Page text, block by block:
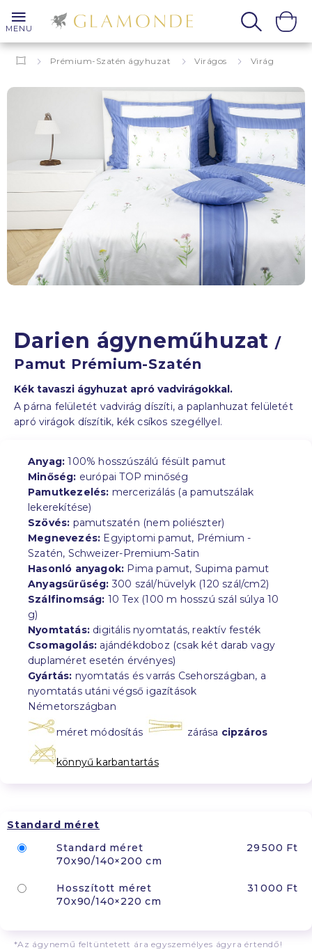
MENU
Prémium-Szatén ágyhuzat Virágos Virág
Darien
Darien ágyneműhuzat /
Pamut Prémium-Szatén
Kék tavaszi ágyhuzat apró vadvirágokkal.
A párna felületét vadvirág díszíti, a paplanhuzat felületét
apró virágok díszítik, kék csíkos szegéllyel.
Anyag: 100% hosszúszálú fésült pamut
Minőség: európai TOP minőség
Pamutkezelés: mercerizálás (a pamutszálak
lekerekítése)
Szövés: pamutszatén (nem poliészter)
Megnevezés: Egyiptomi pamut, Prémium -
Szatén, Schweizer-Premium-Satin
Hasonló anyagok: Pima pamut, Supima pamut
Anyagsűrűség: 300 szál/hüvelyk (120 szál/cm2)
Szálfinomság: 10 Tex (100 m hosszú szál súlya 10
g)
Nyomtatás: digitális nyomtatás, reaktív festék
Csomagolás: ajándékdoboz (csak két darab vagy
duplaméret esetén érvényes)
Gyártás: nyomtatás és varrás Csehországban, a
nyomtatás utáni végső igazítások
Németországban
méret módosítás zárása cipzáros
könnyű karbantartás
Standard méret
Standard méret
70x90/140×200 cm
29 500 Ft
Hosszított méret
70x90/140×220 cm
31 000 Ft
*Az ágynemű feltüntetett ára egyszemélyes ágyra értendő!